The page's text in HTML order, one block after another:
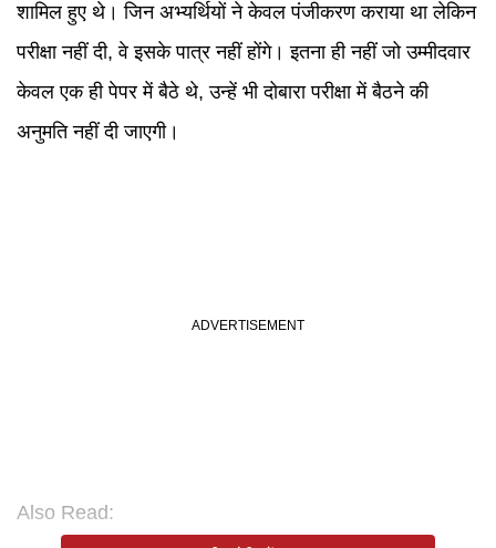
शामिल हुए थे। जिन अभ्यर्थियों ने केवल पंजीकरण कराया था लेकिन
परीक्षा नहीं दी, वे इसके पात्र नहीं होंगे। इतना ही नहीं जो उम्मीदवार
केवल एक ही पेपर में बैठे थे, उन्हें भी दोबारा परीक्षा में बैठने की
अनुमति नहीं दी जाएगी।
Also Read: